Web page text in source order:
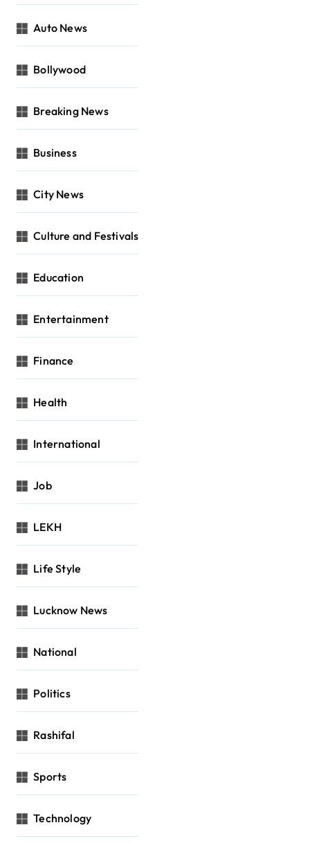
Auto News
Bollywood
Breaking News
Business
City News
Culture and Festivals
Education
Entertainment
Finance
Health
International
Job
LEKH
Life Style
Lucknow News
National
Politics
Rashifal
Sports
Technology